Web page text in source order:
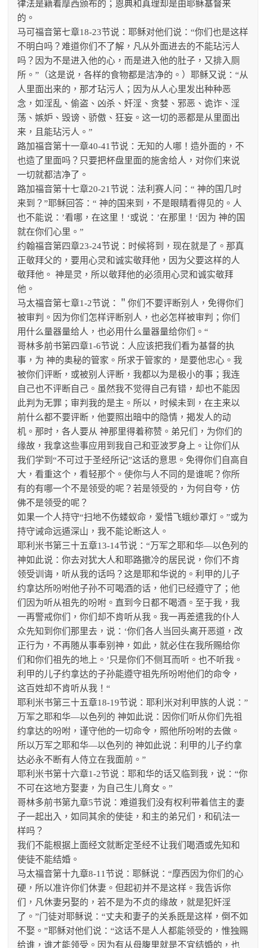
律法是籍着摩西颁布的；恩典和真理却是由耶稣基督来
的。
马可福音第七章18-23节说：耶稣对他们说：“你们也是这样
不明白吗？难道你们不了解，凡从外面进去的不能玷污人
吗？因为不是进入他的心，而是进入他的肚子，又排入厕
所。”（这是说，各样的食物都是洁净的。）耶稣又说：“从
人里面出来的，那才玷污人；因为从人心里发出种种恶
念，如淫乱、偷盗、凶杀、奸淫、贪婪、邪恶、诡诈、淫
荡、嫉妒、毁谤、骄傲、狂妄。这一切的恶都是从里面出
来，且能玷污人。”
路加福音第十一章40-41节说：无知的人哪！造外面的，不
也造了里面吗？只要把杯盘里面的施舍给人，对你们来说
一切就都洁净了。
路加福音第十七章20-21节说：法利赛人问：“ 神的国几时
来到？”耶稣回答：“ 神的国来到，不是眼睛看得见的。人
也不能说：’看哪，在这里！‘或说：’在那里！‘因为 神的国
就在你们心里。”
约翰福音第四章23-24节说：时候将到，现在就是了。那真
正敬拜父的，要用心灵和诚实敬拜他，因为父要这样的人
敬拜他。 神是灵，所以敬拜他的必须用心灵和诚实敬拜
他。
马太福音第七章1-2节说：＂你们不要评断别人，免得你们
被审判。因为你们怎样评断别人，也必怎样被审判；你们
用什么量器量给人，也必用什么量器量给你们。“
哥林多前书第四章1-6节说：人应该把我们看为基督的执
事，为 神的奥秘的管家。所求于管家的，是要他忠心。我
被你们评断，或被别人评断，我都以为是极小的事；我连
自己也不评断自己。虽然我不觉得自己有错，却也不能因
此判为无罪；审判我的是主。所以，时候未到，在主来以
前什么都不要评断，他要照出暗中的隐情，揭发人的动
机。那时，各人要从 神那里得着称赞。弟兄们，为你们的
缘故，我拿这些事应用到我自己和亚波罗身上。让你们从
我们学到“不可过于圣经所记”这话的意思。免得你们自高自
大，看重这个，看轻那个。使你与人不同的是谁呢？你所
有的有哪一个不是领受的呢？若是领受的，为何自夸，仿
佛不是领受的呢？
如果一个人持守“扫地不伤蝼蚁命，爱惜飞蛾纱罩灯。”或为
持守诫命远遁深山，我不能论断这人。
耶利米书第三十五章13-14节说：“万军之耶和华—以色列的
神如此说：你去对犹大人和耶路撒冷的居民说，你们不肯
领受训诲，听从我的话吗？这是耶和华说的。利甲的儿子
约拿达所吩咐他子孙不可喝酒的话，他们已经遵守了；他
们因为听从祖先的吩咐。直到今日都不喝酒。至于我，我
一再警戒你们，你们却不肯听从我。我一再差遣我的仆人
众先知到你们那里去，说：‘你们各人当回头离开恶道，改
正行为，不再随从事奉别神，如此，就必住在我所赐给你
们和你们祖先的地上。’只是你们不侧耳而听。也不听我。
利甲的儿子约拿达的子孙能遵守祖先所吩咐他们的命令，
这百姓却不肯听从我！“
耶利米书第三十五章18-19节说：耶利米对利甲族的人说：”
万军之耶和华—以色列的 神如此说：因你们听从你们先祖
约拿达的吩咐，谨守他的一切命令，照他所吩咐的去做。
所以万军之耶和华—以色列的 神如此说：利甲的儿子约拿
达必永不断有人侍立在我面前。”
耶利米书第十六章1-2节说：耶和华的话又临到我，说：“你
不可在这地方娶妻，为自己生儿育女。”
哥林多前书第九章5节说：难道我们没有权利带着信主的妻
子一起出入，如同其余的使徒，和主的弟兄们，和矶法一
样吗？
我们不能根据上面经文就断定圣经不让我们喝酒或先知和
使徒不能结婚。
马太福音第十九章8-11节说：耶稣说：“摩西因为你们的心
硬，所以准许你们休妻。但起初并不是这样。我告诉你
们，凡休妻另娶的，若不是为不贞的缘故，就是犯奸淫
了。”门徒对耶稣说：“丈夫和妻子的关系既是这样，倒不如
不娶。”耶稣对他们说：“这话不是人人都能领受的，惟独赐
给谁，谁才能领受。因为有从母腹里就是不宜结婚的，也